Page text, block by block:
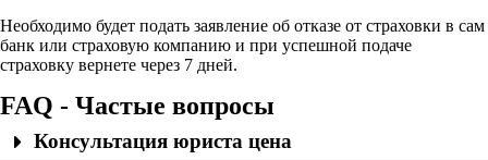
Необходимо будет подать заявление об отказе от страховки в сам
банк или страховую компанию и при успешной подаче
страховку вернете через 7 дней.
FAQ - Частые вопросы
Консультация юриста цена